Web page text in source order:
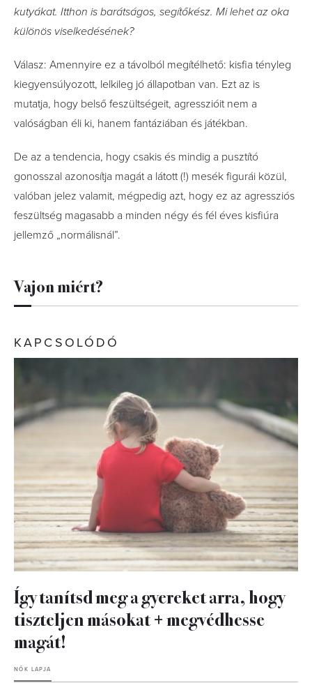
kutyákat. Itthon is barátságos, segítőkész. Mi lehet az oka
különös viselkedésének?
Válasz: Amennyire ez a távolból megítélhető: kisfia tényleg
kiegyensúlyozott, lelkileg jó állapotban van. Ezt az is
mutatja, hogy belső feszültségeit, agresszióit nem a
valóságban éli ki, hanem fantáziában és játékban.
De az a tendencia, hogy csakis és mindig a pusztító
gonosszal azonosítja magát a látott (!) mesék figurái közül,
valóban jelez valamit, mégpedig azt, hogy ez az agressziós
feszültség magasabb a minden négy és fél éves kisfiúra
jellemző „normálisnál”.
Vajon miért?
KAPCSOLÓDÓ
Így tanítsd meg a gyereket arra, hogy
tiszteljen másokat + megvédhesse
magát!
NŐK LAPJA